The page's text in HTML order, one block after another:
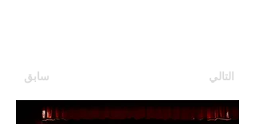
سابق التالي